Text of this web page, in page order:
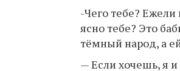
-Чего тебе? Ежели
ясно тебе? Это
тёмный народ, а
— Если хочешь, я